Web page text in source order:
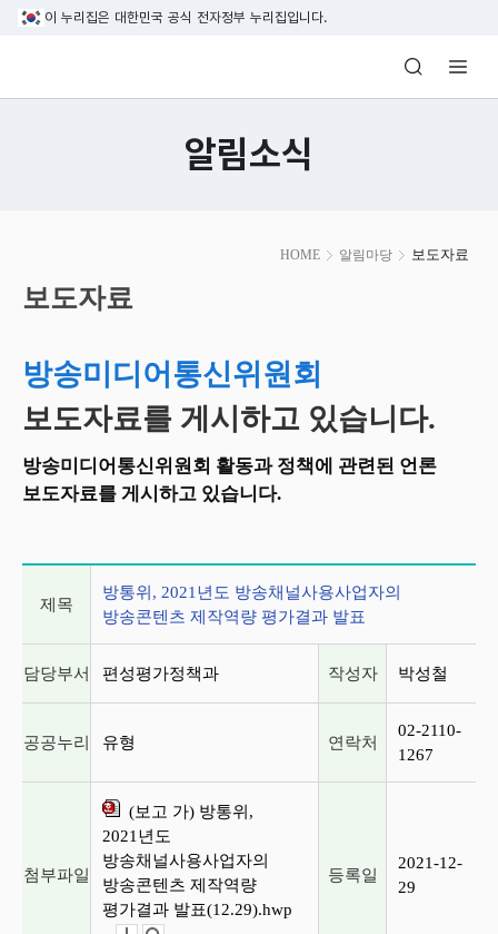
본문 바로가기
이 누리집은 대한민국 공식 전자정부 누리집입니다.
방송미디어통신위원회 Korea Media
알림소식
HOME 알림마당 보도자료
시
작
보도자료
방송미디어통신위원회
보도자료를 게시하고 있습니다.
방송미디어통신위원회 활동과 정책에 관련된 언론
보도자료를 게시하고 있습니다.
제목
방통위, 2021년도 방송채널사용사업자의
방송콘텐츠 제작역량 평가결과 발표
담당부서 편성평가정책과 작성자 박성철
공공누리 유형 연락처
02-2110-
1267
첨부파일
(보고 가) 방통위,
2021년도
방송채널사용사업자의
방송콘텐츠 제작역량
평가결과 발표(12.29).hwp
등록일
2021-12-
29